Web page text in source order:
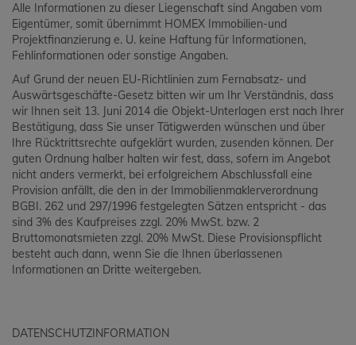
Alle Informationen zu dieser Liegenschaft sind Angaben vom
Eigentümer, somit übernimmt HOMEX Immobilien-und
Projektfinanzierung e. U. keine Haftung für Informationen,
Fehlinformationen oder sonstige Angaben.
Auf Grund der neuen EU-Richtlinien zum Fernabsatz- und
Auswärtsgeschäfte-Gesetz bitten wir um Ihr Verständnis, dass
wir Ihnen seit 13. Juni 2014 die Objekt-Unterlagen erst nach Ihrer
Bestätigung, dass Sie unser Tätigwerden wünschen und über
Ihre Rücktrittsrechte aufgeklärt wurden, zusenden können. Der
guten Ordnung halber halten wir fest, dass, sofern im Angebot
nicht anders vermerkt, bei erfolgreichem Abschlussfall eine
Provision anfällt, die den in der Immobilienmaklerverordnung
BGBI. 262 und 297/1996 festgelegten Sätzen entspricht - das
sind 3% des Kaufpreises zzgl. 20% MwSt. bzw. 2
Bruttomonatsmieten zzgl. 20% MwSt. Diese Provisionspflicht
besteht auch dann, wenn Sie die Ihnen überlassenen
Informationen an Dritte weitergeben.
DATENSCHUTZINFORMATION